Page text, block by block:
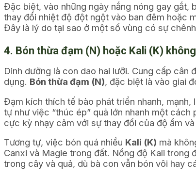
Đặc biệt, vào những ngày nắng nóng gay
thay đổi nhiệt độ đột ngột vào ban đêm hoặc
Đây là lý do tại sao ở một số vùng có sự
4. Bón thừa đạm (N) hoặc Kali (K)
Dinh dưỡng là con dao hai lưỡi. Cung cấp
dụng. Bón thừa đạm (N), đặc biệt là vào giai
Đạm kích thích tế bào phát triển nhanh,
tự như việc “thúc ép” quả lớn nhanh một
cực kỳ nhạy cảm với sự thay đổi của độ ẩm
Tương tự, việc bón quá nhiều Kali (K) mà
Canxi và Magie trong đất. Nồng độ Kali trong
trong cây và quả, dù bà con vẫn bón vôi hay